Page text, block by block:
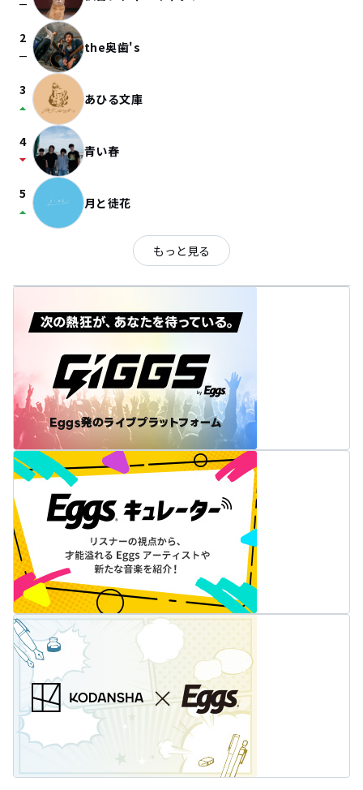
check_indeterminate_small
2
check_indeterminate_small the奥歯's
3
arrow_drop_up あひる文庫
4
arrow_drop_down 青い春
5
arrow_drop_up 月と徒花
もっと見る